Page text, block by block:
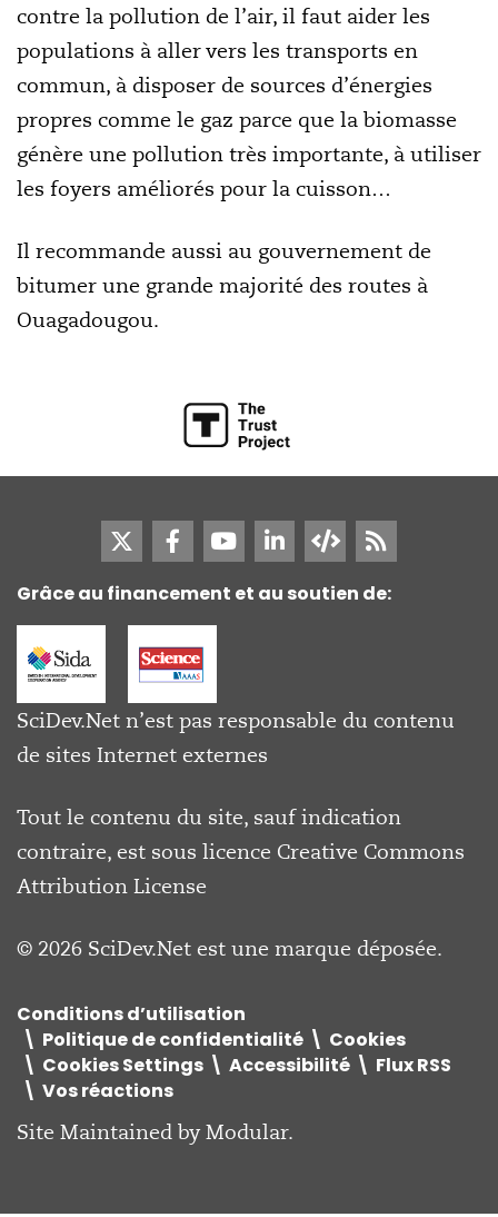
contre la pollution de l’air, il faut aider les
populations à aller vers les transports en
commun, à disposer de sources d’énergies
propres comme le gaz parce que la biomasse
génère une pollution très importante, à utiliser
les foyers améliorés pour la cuisson…
Il recommande aussi au gouvernement de
bitumer une grande majorité des routes à
Ouagadougou.
Grâce au financement et au soutien de:
SciDev.Net n’est pas responsable du contenu
de sites Internet externes
Tout le contenu du site, sauf indication
contraire, est sous licence Creative Commons
Attribution License
© 2026 SciDev.Net est une marque déposée.
Conditions d’utilisation
Politique de confidentialité
Cookies
Cookies Settings
Accessibilité
Flux RSS
Vos réactions
Site Maintained byModular.